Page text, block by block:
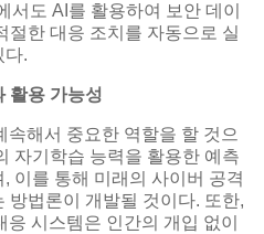
서도 AI를 활용하여 보안 데이
절한 대응 조치를 자동으로 실
다.
활용 가능성
해서 중요한 역할을 할 것으
자기학습 능력을 활용한 예측
이를 통해 미래의 사이버 공격
방법론이 개발될 것이다. 또한,
시스템은 인간의 개입 없이